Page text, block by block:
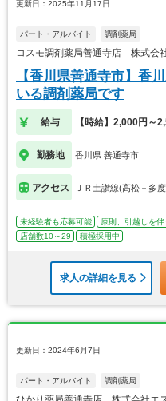
更新日：2025年11月17日
パート・アルバイト 調剤薬局
コスモ調剤薬局善通寺店 株式会
【香川県善通寺市】香
いる調剤薬局です
給与 【時給】2,000円～
勤務地 香川県 善通寺市
アクセス ＪＲ土讃線(高松－多
未経験者も応募可能 原則、引越しを伴
店舗数10～29
積極採用中
求人の詳細を見る
更新日：2024年6月7日
パート・アルバイト 調剤薬局